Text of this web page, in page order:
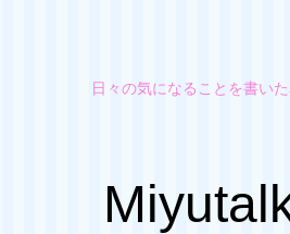
日々の気になることを書い